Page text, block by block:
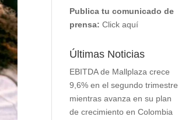
Publica tu comunicado de
prensa: Click aquí
Últimas Noticias
EBITDA de Mallplaza crece
9,6% en el segundo trimestre
mientras avanza en su plan
de crecimiento en Colombia